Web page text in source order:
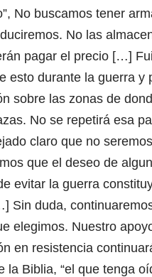
No buscamos tener
No las
pagar el precio […]
esto durante la guerra y
sobre las zonas de
No se repetirá esa
claro que no
que el deseo de
evitar la guerra
Sin duda,
elegimos. Nuestro
en resistencia
la Biblia, “el que tenga